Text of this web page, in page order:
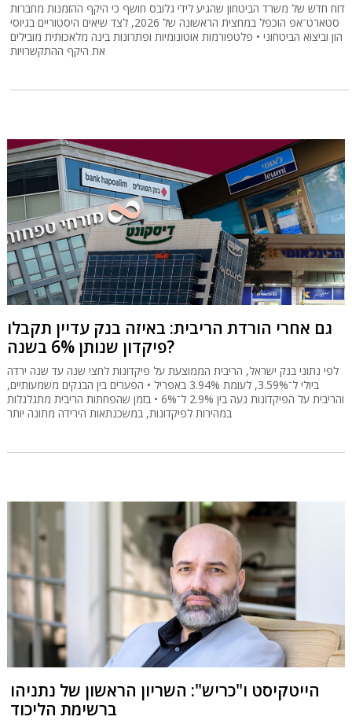
דוח חדש של משרד הביטחון שהגיע לידי גלובס חושף כי היקף ההזמנות מחברות
סטארט־אפ הוכפל במחצית הראשונה של 2026, לצד שיאים היסטוריים בגיוסי
הון וביצוא הביטחוני • פלטפורמות אוטונומיות ופתרונות בינה מלאכותית מובילים
את היקף ההתקשרויות
גם אחרי הורדת הריבית: באיזה בנק עדיין תקבלו
פיקדון שנותן 6% בשנה?
לפי נתוני בנק ישראל, הריבית הממוצעת על פיקדונות לחצי שנה עד שנה ירדה
ביולי ל־3.59%, לעומת 3.94% באפריל • הפערים בין הבנקים משמעותיים,
והריבית על הפיקדונות נעה בין 2.9% ל־6% • בזמן שהפחתות הריבית מתגלגלות
במהירות לפיקדונות, במשכנתאות הירידה מתונה יותר
הייטקיסט ו"כריש": השריון הראשון של נתניהו
ברשימת הליכוד